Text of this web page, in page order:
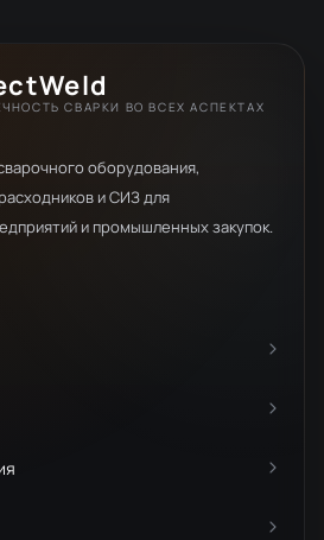
СВАРКИ ВО ВСЕХ АСПЕКТАХ
оборудования,
и СИЗ для
и промышленных закупок.